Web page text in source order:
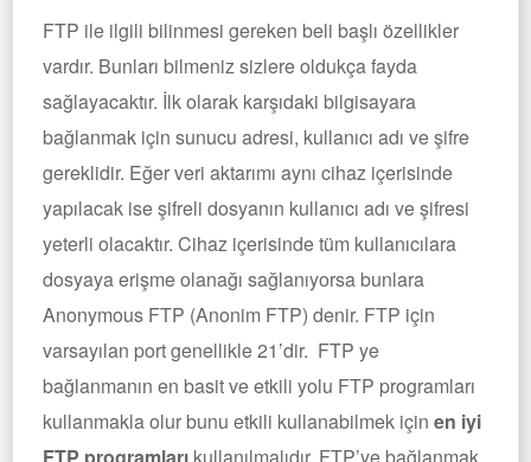
FTP ile ilgili bilinmesi gereken beli başlı özellikler
vardır. Bunları bilmeniz sizlere oldukça fayda
sağlayacaktır. İlk olarak karşıdaki bilgisayara
bağlanmak için sunucu adresi, kullanıcı adı ve şifre
gereklidir. Eğer veri aktarımı aynı cihaz içerisinde
yapılacak ise şifreli dosyanın kullanıcı adı ve şifresi
yeterli olacaktır. Cihaz içerisinde tüm kullanıcılara
dosyaya erişme olanağı sağlanıyorsa bunlara
Anonymous FTP (Anonim FTP) denir. FTP için
varsayılan port genellikle 21’dir. FTP ye
bağlanmanın en basit ve etkili yolu FTP programları
kullanmakla olur bunu etkili kullanabilmek için en iyi